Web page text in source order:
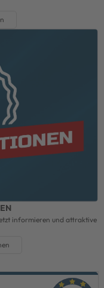
informieren und attraktive